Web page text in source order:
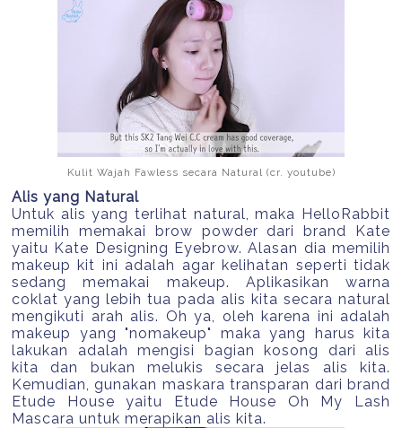
Kulit Wajah Fawless secara Natural (cr. youtube)
Alis yang Natural
Untuk alis yang terlihat natural, maka HelloRabbit
memilih memakai brow powder dari brand Kate
yaitu Kate Designing Eyebrow. Alasan dia memilih
makeup kit ini adalah agar kelihatan seperti tidak
sedang memakai makeup. Aplikasikan warna
coklat yang lebih tua pada alis kita secara natural
mengikuti arah alis. Oh ya, oleh karena ini adalah
makeup yang "nomakeup" maka yang harus kita
lakukan adalah mengisi bagian kosong dari alis
kita dan bukan melukis secara jelas alis kita.
Kemudian, gunakan maskara transparan dari brand
Etude House yaitu Etude House Oh My Lash
Mascara untuk merapikan alis kita.